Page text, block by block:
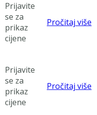
Prijavite
se za
prikaz
cijene
Pročitaj više
Prijavite
se za
prikaz
cijene
Pročitaj više